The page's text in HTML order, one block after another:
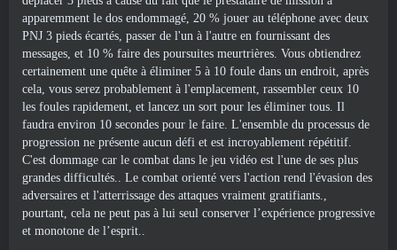
apparemment le dos endommagé, 20 % jouer au téléphone avec deux
PNJ 3 pieds écartés, passer de l'un à l'autre en fournissant des
messages, et 10 % faire des poursuites meurtrières. Vous obtiendrez
certainement une quête à éliminer 5 à 10 foule dans un endroit, après
cela, vous serez probablement à l'emplacement, rassembler ceux 10
les foules rapidement, et lancez un sort pour les éliminer tous. Il
faudra environ 10 secondes pour le faire. L'ensemble du processus de
progression ne présente aucun défi et est incroyablement répétitif.
C'est dommage car le combat dans le jeu vidéo est l'une de ses plus
grandes difficultés.. Le combat orienté vers l'action rend l'évasion des
adversaires et l'atterrissage des attaques vraiment gratifiants.,
pourtant, cela ne peut pas à lui seul conserver l’expérience progressive
et monotone de l’esprit..